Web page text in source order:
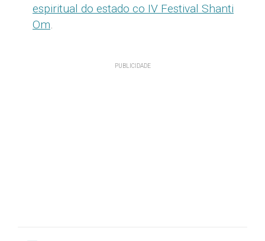
espiritual do estado co IV Festival Shanti
Om